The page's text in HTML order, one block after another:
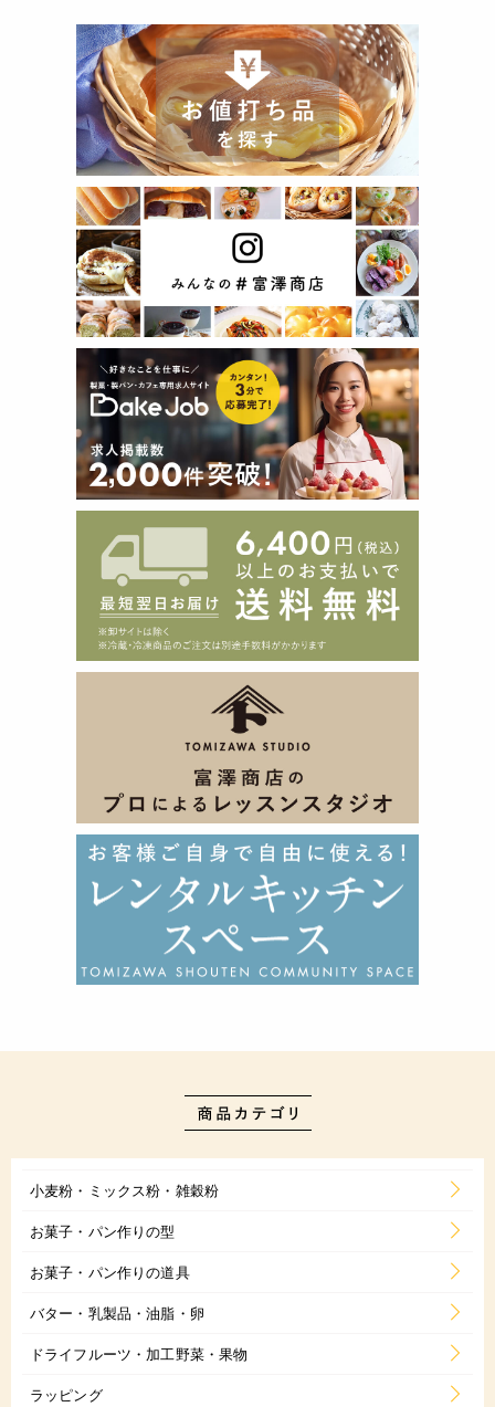
小麦粉・ミックス粉・雑穀粉
お菓子・パン作りの型
お菓子・パン作りの道具
バター・乳製品・油脂・卵
ドライフルーツ・加工野菜・果物
ラッピング